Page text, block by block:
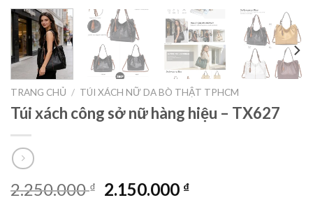
TRANG CHỦ / TÚI XÁCH NỮ DA BÒ THẬT TPHCM
Túi xách công sở nữ hàng hiệu – TX627
2.250.000₫
Giá
2.150.000 ₫Giá